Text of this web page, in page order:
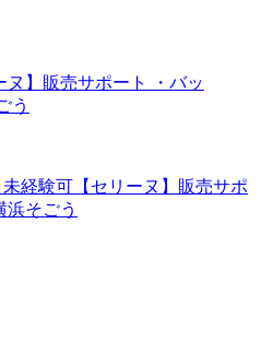
ヌ】販売サポート ・バッ
う
経験可【セリーヌ】販売サポ
浜そごう